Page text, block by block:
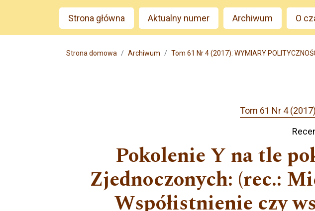
Main menu
Strona główna Aktualny numer Archiwum O
Strona domowa Archiwum Tom 61 Nr 4 (2017): WYMIARY
Tom 61 Nr 4
Pokolenie Y na tle
Zjednoczonych: (rec.:
Współistnienie czy